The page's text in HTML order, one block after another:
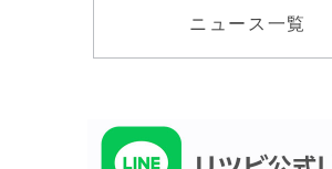
ニュース一覧